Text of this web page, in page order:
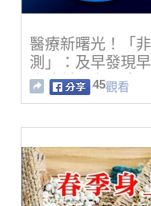
醫療新曙光！「
測」：及早發現
胞降低死亡風險！
45觀看